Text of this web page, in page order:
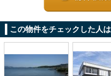
この物件をチェックした人